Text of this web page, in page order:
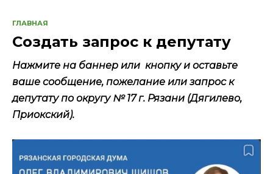
ГЛАВНАЯ
Создать запрос к депутату
Нажмите на баннер или кнопку и оставьте
ваше сообщение, пожелание или запрос к
депутату по округу № 17 г. Рязани (Дягилево,
Приокский).